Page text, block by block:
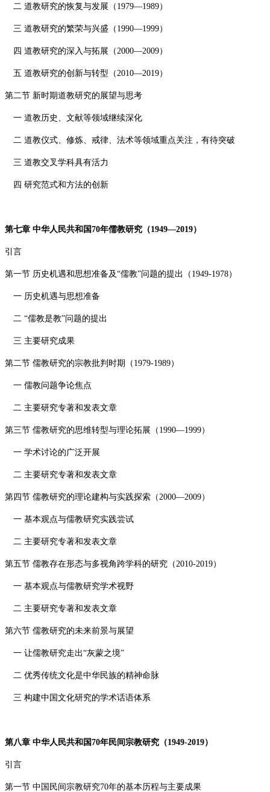
二 道教研究的恢复与发展（ 1979—1989）
三 道教研究的繁荣与兴盛（ 1990—1999）
四 道教研究的深入与拓展（ 2000—2009）
五 道教研究的创新与转型（ 2010—2019）
第二节 新时期道教研究的展望与思考
一 道教历史、文献等领域继续深化
二 道教仪式、修炼、戒律、法术等领域重点关注，有待突破
三 道教交叉学科具有活力
四 研究范式和方法的创新
第七章 中华人民共和国70年儒教研究（1949—2019）
引言
第一节 历史机遇和思想准备及“儒教”问题的提出（ 1949-1978）
一 历史机遇与思想准备
二 “儒教是教”问题的提出
三 主要研究成果
第二节 儒教研究的宗教批判时期（ 1979-1989）
一 儒教问题争论焦点
二 主要研究专著和发表文章
第三节 儒教研究的思维转型与理论拓展（ 1990—1999）
一 学术讨论的广泛开展
二 主要研究专著和发表文章
第四节 儒教研究的理论建构与实践探索（ 2000—2009）
一 基本观点与儒教研究实践尝试
二 主要研究专著和发表文章
第五节 儒教存在形态与多视角跨学科的研究（ 2010-2019）
一 基本观点与儒教研究学术视野
二 主要研究专著和发表文章
第六节 儒教研究的未来前景与展望
一 让儒教研究走出“灰蒙之境”
二 优秀传统文化是中华民族的精神命脉
三 构建中国文化研究的学术话语体系
第八章 中华人民共和国70年民间宗教研究（1949-2019）
引言
第一节 中国民间宗教研究70年的基本历程与主要成果